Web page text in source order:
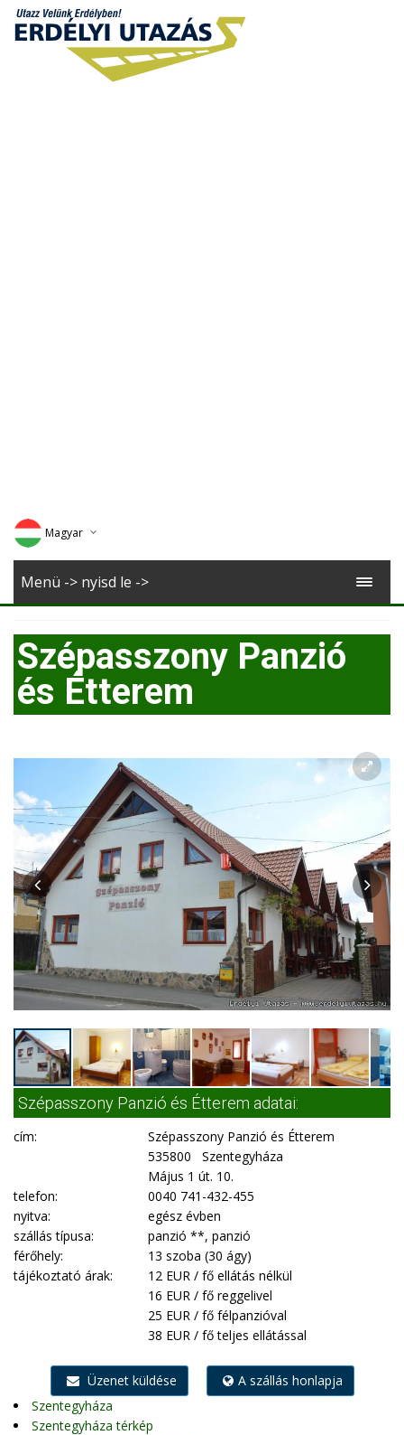
Magyar
Deutsch
Romana
Menü -> nyisd le ->
Szépasszony Panzió
és Étterem
Szépasszony Panzió és Étterem adatai:
cím:
Szépasszony Panzió és Étterem
535800 Szentegyháza
Május 1 út. 10.
telefon:
0040 741-432-455
nyitva:
egész évben
szállás típusa:
panzió **, panzió
férőhely:
13 szoba (30 ágy)
tájékoztató árak:
12 EUR / fő ellátás nélkül
16 EUR / fő reggelivel
25 EUR / fő félpanzióval
38 EUR / fő teljes ellátással
Üzenet küldése
A szállás honlapja
Szentegyháza
Szentegyháza térkép